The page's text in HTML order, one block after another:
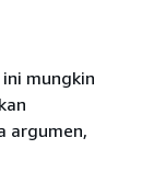
mungkin
argumen,